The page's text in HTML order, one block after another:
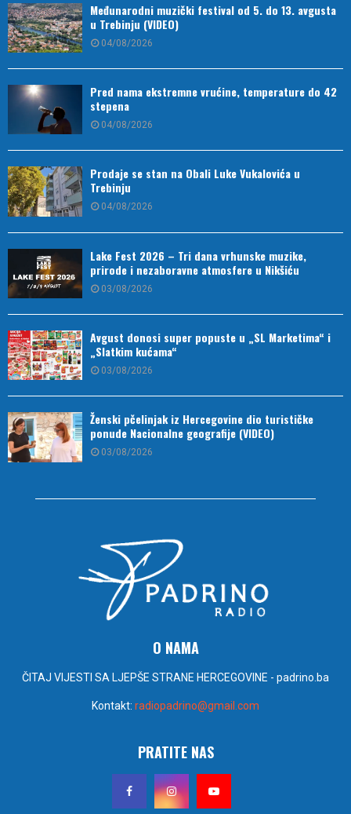
Međunarodni muzički festival od 5. do 13. avgusta
u Trebinju (VIDEO)
04/08/2026
Pred nama ekstremne vrućine, temperature do 42
stepena
04/08/2026
Prodaje se stan na Obali Luke Vukalovića u
Trebinju
04/08/2026
Lake Fest 2026 – Tri dana vrhunske muzike,
prirode i nezaboravne atmosfere u Nikšiću
03/08/2026
Avgust donosi super popuste u „SL Marketima“ i
„Slatkim kućama“
03/08/2026
Ženski pčelinjak iz Hercegovine dio turističke
ponude Nacionalne geografije (VIDEO)
03/08/2026
O NAMA
ČITAJ VIJESTI SA LJEPŠE STRANE HERCEGOVINE - padrino.ba
Kontakt: radiopadrino@gmail.com
PRATITE NAS